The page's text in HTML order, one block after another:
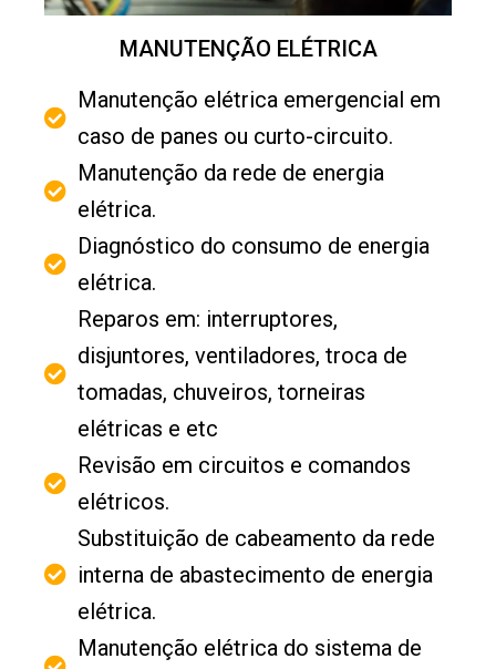
MANUTENÇÃO ELÉTRICA
Manutenção elétrica emergencial em
caso de panes ou curto-circuito.
Manutenção da rede de energia
elétrica.
Diagnóstico do consumo de energia
elétrica.
Reparos em: interruptores,
disjuntores, ventiladores, troca de
tomadas, chuveiros, torneiras
elétricas e etc
Revisão em circuitos e comandos
elétricos.
Substituição de cabeamento da rede
interna de abastecimento de energia
elétrica.
Manutenção elétrica do sistema de